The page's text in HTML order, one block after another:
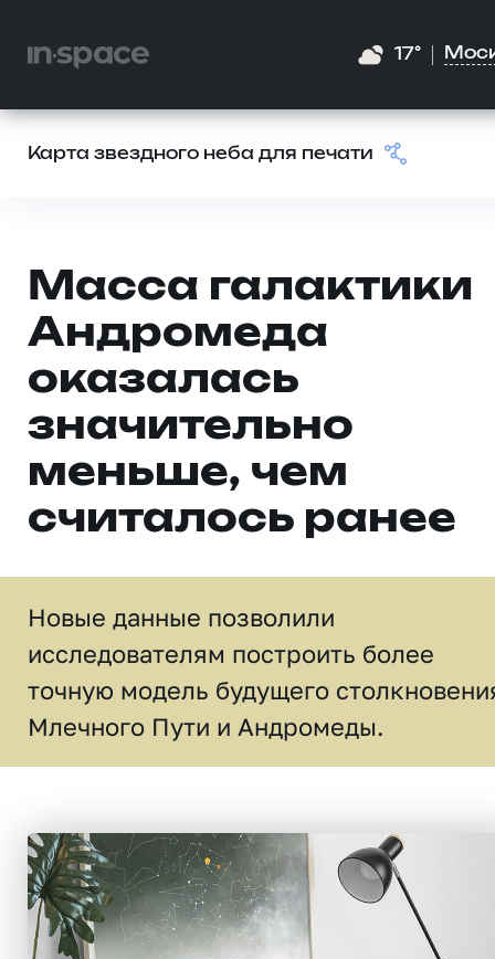
17°
Карта звездного неба для печати
Масса галактики
Андромеда
оказалась
значительно
меньше, чем
считалось ранее
Новые данные позволили
исследователям построить более
точную модель будущего
Млечного Пути и Андромеды.